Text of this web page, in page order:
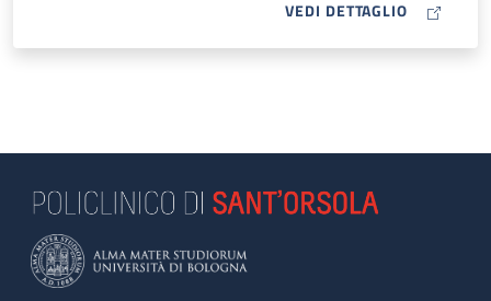
VEDI DETTAGLIO MAP ICON